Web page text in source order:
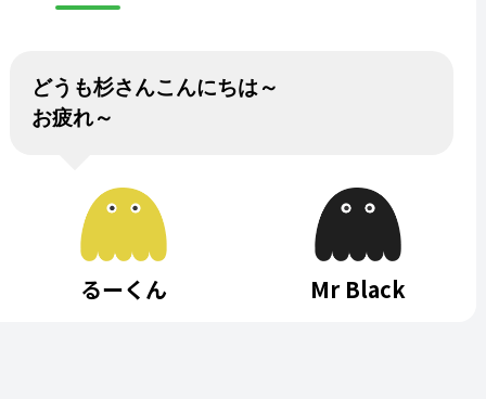
どうも杉さんこんにちは～
お疲れ～
るーくん Mr Black